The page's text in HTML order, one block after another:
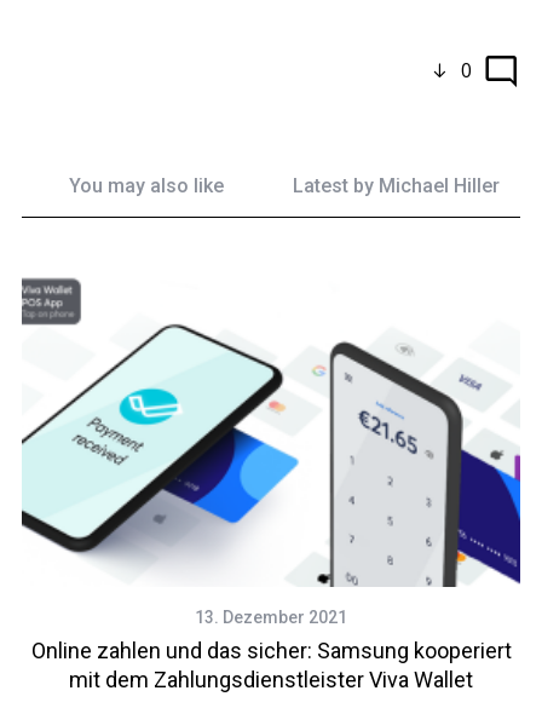
0
You may also like Latest by Michael Hiller
13. Dezember 2021
Online zahlen und das sicher: Samsung kooperiert
mit dem Zahlungsdienstleister Viva Wallet